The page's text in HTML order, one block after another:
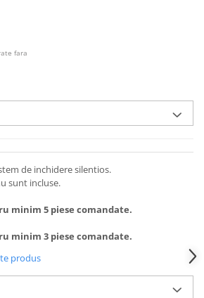
fara
de inchidere silentios.
sunt incluse.
minim 5 piese comandate.
minim 3 piese comandate.
produs